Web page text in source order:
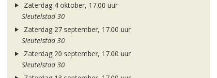
Zaterdag 4 oktober, 17.00 uur
Sleutelstad 30
Zaterdag 27 september, 17.00 uur
Sleutelstad 30
Zaterdag 20 september, 17.00 uur
Sleutelstad 30